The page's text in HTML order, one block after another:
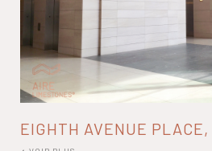
EIGHTH AVENUE PLACE,